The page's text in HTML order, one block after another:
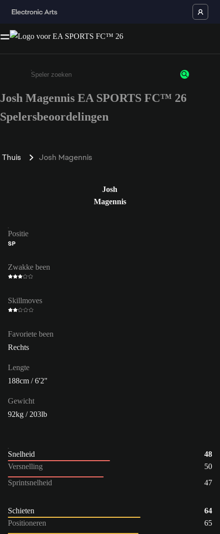
Enter a minimum of 3 characters or numbers
Josh Magennis EA SPORTS FC™ 26
Spelersbeoordelingen
Thuis Josh Magennis
Josh
Magennis
Positie
SP
Zwakke been
Skillmoves
Favoriete been
Rechts
Lengte
188cm / 6'2"
Gewicht
92kg / 203lb
Snelheid
48
Versnelling
50
Sprintsnelheid
47
Schieten
64
Positioneren
65